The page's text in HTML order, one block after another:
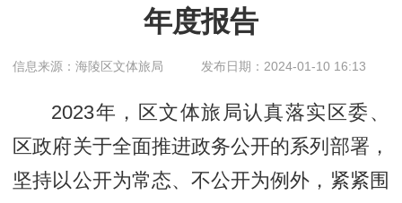
年度报告
信息来源：海陵区文体旅局 发布日期：2024-01-10 16:13
2023年，区文体旅局认真落实区委、
区政府关于全面推进政务公开的系列部署，
坚持以公开为常态、不公开为例外，紧紧围